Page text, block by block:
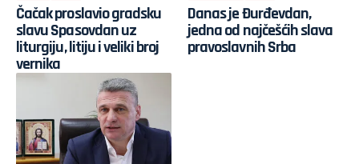
Čačak proslavio gradsku
slavu Spasovdan uz
liturgiju, litiju i veliki broj
vernika
Danas je Đurđevdan,
jedna od najčešćih slava
pravoslavnih Srba